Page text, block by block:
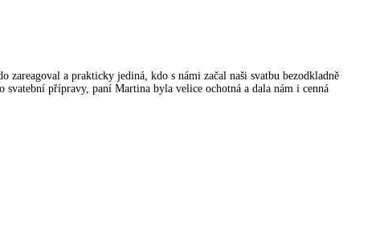
zareagoval a prakticky jediná, kdo s námi začal naši svatbu bezodkladně
přípravy, paní Martina byla velice ochotná a dala nám i cenná